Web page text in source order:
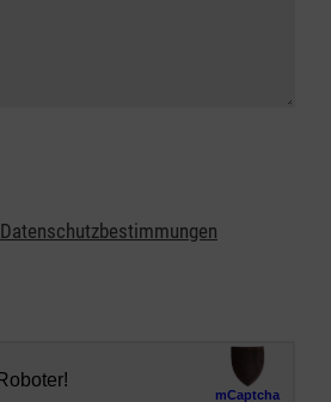
Datenschutzbestimmungen